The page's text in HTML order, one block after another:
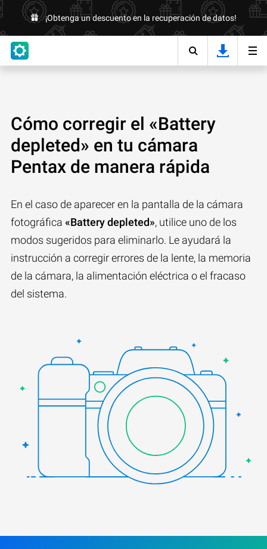
¡Obtenga un descuento en la recuperación de datos!
Cómo corregir el «Battery
depleted» en tu cámara
Pentax de manera rápida
En el caso de aparecer en la pantalla de la cámara
fotográfica «Battery depleted», utilice uno de los
modos sugeridos para eliminarlo. Le ayudará la
instrucción a corregir errores de la lente, la memoria
de la cámara, la alimentación eléctrica o el fracaso
del sistema.